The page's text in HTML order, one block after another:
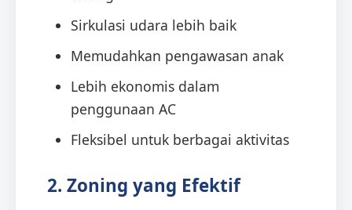
Sirkulasi udara lebih baik
Memudahkan pengawasan anak
Lebih ekonomis dalam
penggunaan AC
Fleksibel untuk berbagai aktivitas
2. Zoning yang Efektif